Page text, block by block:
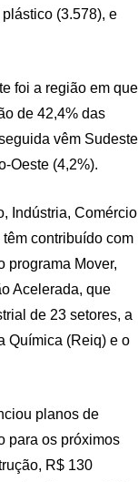
(3.578), e
foi a região em que
de 42,4% das
vêm Sudeste
Oeste (4,2%).
Indústria, Comércio
contribuído com
programa Mover,
Acelerada, que
de 23 setores, a
Química (Reiq) e o
planos de
para os próximos
R$ 130